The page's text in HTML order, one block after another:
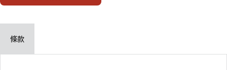
條款